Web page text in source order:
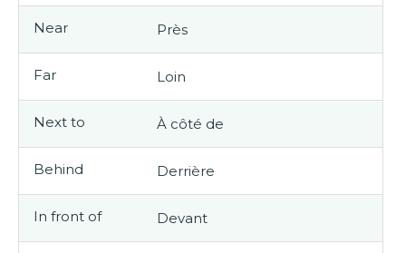
Near Près
Far Loin
Next to À côté de
Behind Derrière
In front of Devant